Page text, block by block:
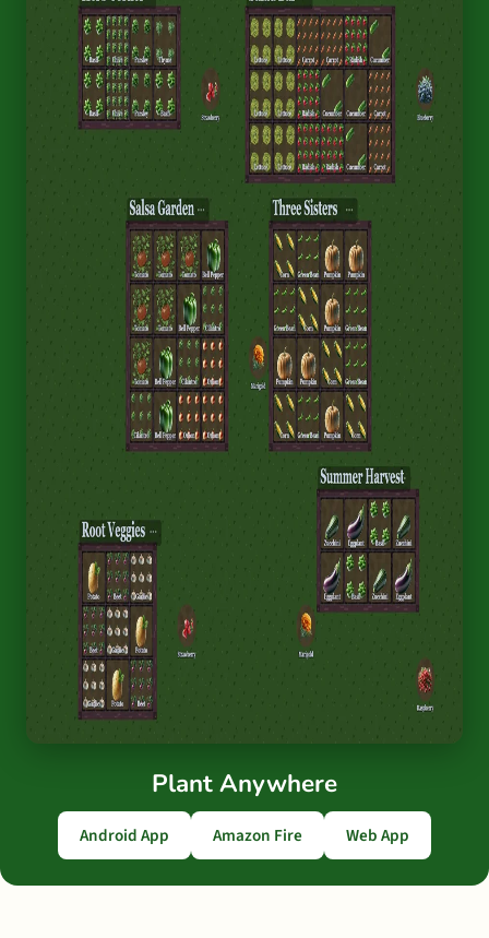
Plant Anywhere
Android App Amazon Fire Web App